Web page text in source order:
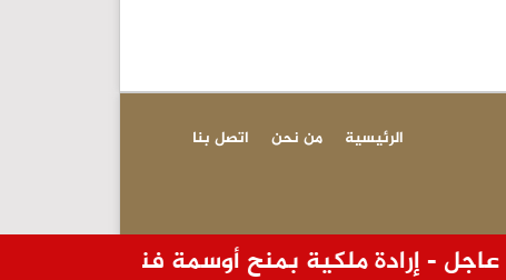
عاجل - إرادة ملكية بمنح أوسمة فنزويلية لفريق
اتصل بنا من نحن الرئيسية